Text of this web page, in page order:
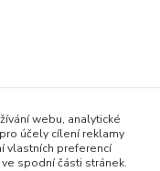
webu, analytické
účely cílení reklamy
vlastních preferencí
spodní části stránek.